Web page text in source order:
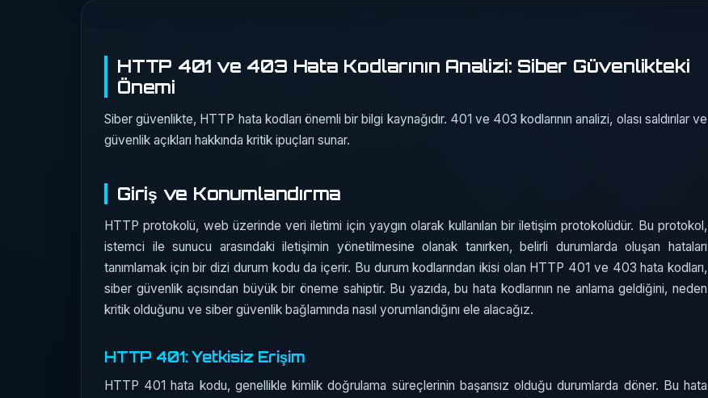
HTTP 401 ve 403 Hata Kodlarının Analizi: Siber Güvenlikteki
Önemi
Siber güvenlikte, HTTP hata kodları önemli bir bilgi kaynağıdır. 401 ve 403 kodlarının analizi, olası saldırılar ve
güvenlik açıkları hakkında kritik ipuçları sunar.
Giriş ve Konumlandırma
HTTP protokolü, web üzerinde veri iletimi için yaygın olarak kullanılan bir iletişim protokolüdür. Bu protokol,
istemci ile sunucu arasındaki iletişimin yönetilmesine olanak tanırken, belirli durumlarda oluşan hataları
tanımlamak için bir dizi durum kodu da içerir. Bu durum kodlarından ikisi olan HTTP 401 ve 403 hata kodları,
siber güvenlik açısından büyük bir öneme sahiptir. Bu yazıda, bu hata kodlarının ne anlama geldiğini, neden
kritik olduğunu ve siber güvenlik bağlamında nasıl yorumlandığını ele alacağız.
HTTP 401: Yetkisiz Erişim
HTTP 401 hata kodu, genellikle kimlik doğrulama süreçlerinin başarısız olduğu durumlarda döner. Bu hata